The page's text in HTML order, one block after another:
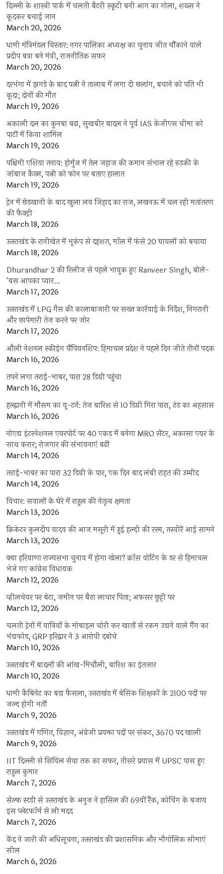
दिल्ली के शास्त्री पार्क में चलती बैटरी स्कूटी बनी आग का गोला, शख्स ने
कूदकर बचाई जान
March 20, 2026
धामी मंत्रिमंडल विस्तार: नगर पालिका अध्यक्ष का चुनाव जीत चौंकाने वाले
प्रदीप बत्रा बने मंत्री, राजनीतिक सफर
March 20, 2026
दरभंगा में झगड़े के बाद पत्नी ने तालाब में लगा दी छलांग, बचाने को पति भी
कूदा; दोनों की मौत
March 19, 2026
अकाली दल का कुनबा बढ़ा, सुखबीर बादल ने पूर्व IAS केजीएस चीमा को
पार्टी में किया शामिल
March 19, 2026
पश्चिमी एशिया तनाव: होर्मुज में तेल जहाज की कमान संभाल रहे रुड़की के
जांबाज कैप्टन, पत्नी को फोन पर बताए हालात
March 19, 2026
ट्रेन में छेड़खानी के बाद खुला लव जिहाद का राज, लखनऊ में चल रही मतांतरण
की फैक्ट्री
March 18, 2026
उत्तराखंड के रानीखेत में भूकंप से दहशत, मॉल में फंसे 20 घायलों को बचाया
March 18, 2026
Dhurandhar 2 की रिलीज से पहले भावुक हुए Ranveer Singh, बोले-
‘बस आपका प्यार…
March 17, 2026
उत्तराखंड में LPG गैस की कालाबाजारी पर सख्त कार्रवाई के निर्देश, निगरानी
और छापेमारी तेज करने पर जोर
March 17, 2026
औली नेशनल स्कीइंग चैंपियनशिप: हिमाचल प्रदेश ने पहले दिन जीते तीनों पदक
March 16, 2026
तपने लगा तराई-भाबर, पारा 28 डिग्री पहुंचा
March 16, 2026
हल्द्वानी में मौसम का यू-टर्न: तेज बारिश से 10 डिग्री गिरा पारा, ठंड का अहसास
March 16, 2026
नोएडा इंटरनेशनल एयरपोर्ट पर 40 एकड़ में बनेगा MRO सेंटर, अकासा एयर के
साथ करार; रोजगार की संभावनाएं बढ़ीं
March 14, 2026
तराई-भाबर का पारा 32 डिग्री के पार, एक दिन बाद लंबी राहत की उम्मीद
March 14, 2026
विचार: सवालों के घेरे में राहुल की नेतृत्व क्षमता
March 13, 2026
क्रिकेटर कुलदीप यादव की आज मसूरी में हुई हल्दी की रस्म, तस्वीरें आई सामने
March 13, 2026
क्या हरियाणा राज्यसभा चुनाव में होगा खेला? क्रॉस वोटिंग के डर से हिमाचल
भेजे गए कांग्रेस विधायक
March 12, 2026
व्हीलचेयर पर बेटा, जमीन पर बैठा लाचार पिता; अफसर छुट्टी पर
March 12, 2026
चलती ट्रेनों में यात्रियों के मोबाइल चोरी कर खातों से रकम उड़ाने वाले गैंग का
भंडाफोड़, GRP हरिद्वार ने 3 आरोपी दबोचे
March 10, 2026
उत्तराखंड में बादलों की आंख-मिचौली, बारिश का इंतजार
March 10, 2026
धामी कैबिनेट का बड़ा फैसला, उत्तराखंड में बेसिक शिक्षकों के 2100 पदों पर
जल्द होगी भर्ती
March 9, 2026
उत्तराखंड में गणित, विज्ञान, अंग्रेजी प्रवक्ता पदों पर संकट, 3670 पद खाली
March 9, 2026
IIT दिल्ली से सिविल सेवा तक का सफर, तीसरे प्रयास में UPSC पास हुए
राहुल कुमार
March 7, 2026
सेल्फ स्टडी से उत्तराखंड के अनुज ने हासिल की 69वीं रैंक, कोचिंग के बजाय
इस प्लेटफॉर्म से ली मदद
March 7, 2026
केंद्र ने जारी की अधिसूचना, उत्तराखंड की प्रशासनिक और भौगोलिक सीमाएं
सील
March 6, 2026